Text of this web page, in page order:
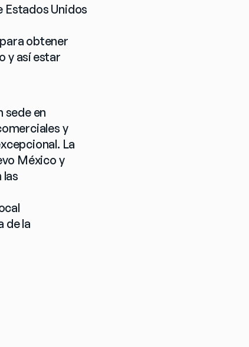
Estados Unidos
obtener
y así estar
sede en
y
La
México y
las
de la